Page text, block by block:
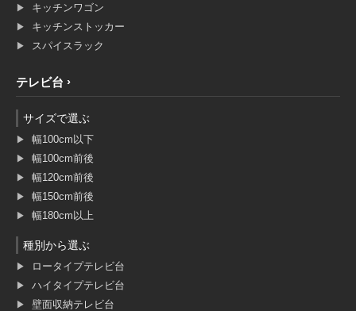
キッチンワゴン
キッチンストッカー
スパイスラック
テレビ台
サイズで選ぶ
幅100cm以下
幅100cm前後
幅120cm前後
幅150cm前後
幅180cm以上
種別から選ぶ
ロータイプテレビ台
ハイタイプテレビ台
壁面収納テレビ台